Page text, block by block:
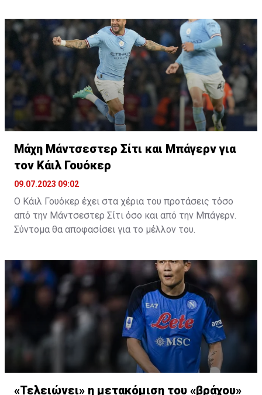
οι «νερατζούρι» βλέπουν τον Ζόμερ ως τον ιδανικό
αντικαταστάτη για τον Καμερουνέζο τερματοφύλακα.
Η Ίντερ, μάλιστα έκανε ήδη την κίνησή της αφού
κατέθεσε αρχική προσφορά 6 εκατ. στην Μπάγερν για
την απόκτηση του Ελβετού τερματοφύλα, με τους
Βαυαρούς να είναι θετική στο ενδεχόμενο πώλησης.
Οι διαπραγματεύσεις, ανάμεσα στις δύο ομάδες θα
συνεχιστούν, αφού η Μπάγερν ζητάει ένα ποσό κοντά
στα 10 εκατομμύρια, με τις επαφές, ωστόσο να
γίνονται σε καλό κλίμα.
Μάχη Μάντσεστερ Σίτι και Μπάγερν για
τον Κάιλ Γουόκερ
09.07.2023 09:02
Ο Κάιλ Γουόκερ έχει στα χέρια του προτάσεις τόσο
από την Μάντσεστερ Σίτι όσο και από την Μπάγερν.
Σύντομα θα αποφασίσει για το μέλλον του.
Ένα από τα ονόματα που θα απασχολήσουν το
προσεχές διάστημα τα δημοσιεύματα του διεθνούς
Τύπου είναι αυτό του Κάιλ Γουόκερ.
Ο 33χρονος αμυντικός έχει συμβόλαιο για ένα χρόνο
ακόμα από την Μάντσεστερ Σίτι ωστόσο βρίσκεται σε
συζητήσεις μαζί της για την επέκταση της
συνεργασίας τους.
Την ίδια ώρα ο Τόμας Τούχελ τον θέλει στην Μπάγερν
και οι άνθρωποι της ομάδας ήδη έχουν εκδηλώσει το
ενδιαφέρον τους στην πλευρά του παίκτη
«Τελειώνει» η μετακόμιση του «βράχου»